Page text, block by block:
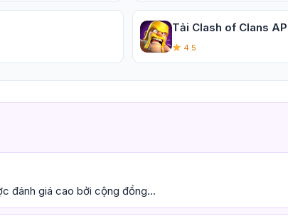
Tải Clash of Clans
4.5
đánh giá cao bởi cộng đồng...